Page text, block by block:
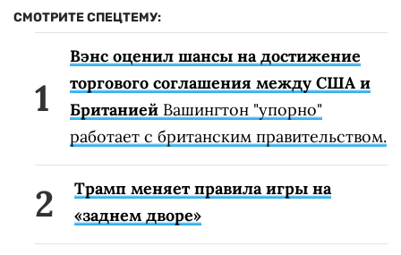
СМОТРИТЕ СПЕЦТЕМУ:
Вэнс оценил шансы на достижение
торгового соглашения между США и
Британией Вашингтон "упорно"
работает с британским правительством.
Трамп меняет правила игры на
«заднем дворе»